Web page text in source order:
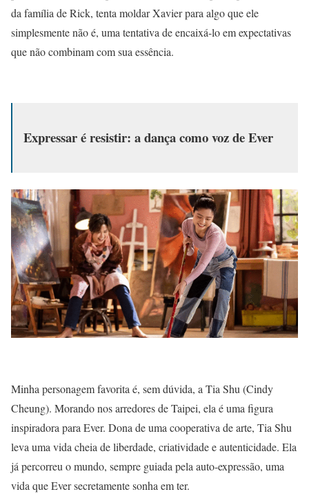
da família de Rick, tenta moldar Xavier para algo que ele
simplesmente não é, uma tentativa de encaixá-lo em expectativas
que não combinam com sua essência.
Expressar é resistir: a dança como voz de Ever
Minha personagem favorita é, sem dúvida, a Tia Shu (Cindy
Cheung). Morando nos arredores de Taipei, ela é uma figura
inspiradora para Ever. Dona de uma cooperativa de arte, Tia Shu
leva uma vida cheia de liberdade, criatividade e autenticidade. Ela
já percorreu o mundo, sempre guiada pela auto-expressão, uma
vida que Ever secretamente sonha em ter.